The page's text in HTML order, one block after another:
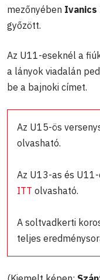
mezőnyében
győzött.
Az U11-eseknél a
a lányok viadalán
be a bajnoki címet.
Az U15-ös
olvasható.
Az U13-as és
ITT olvasható.
A soltvadkerti
teljes